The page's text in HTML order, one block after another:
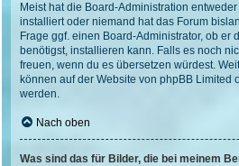
Meist hat die Board-Administration
installiert oder niemand hat das Forum
Frage ggf. einen Board-Administrator, ob er
benötigst, installieren kann. Falls es noch
freuen, wenn du es übersetzen würdest.
können auf der Website von phpBB Limited
werden.
Nach oben
Was sind das für Bilder, die bei meinem